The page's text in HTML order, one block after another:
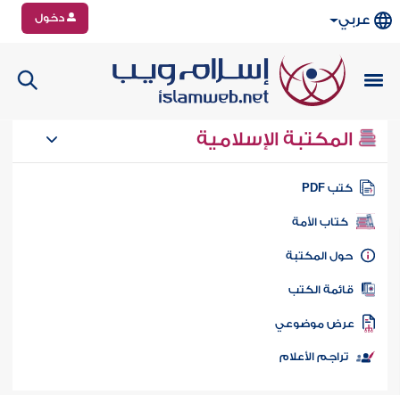
عربي دخول
المكتبة الإسلامية
كتب PDF
كتاب الأمة
المكتبة
الكتب
موضوعي